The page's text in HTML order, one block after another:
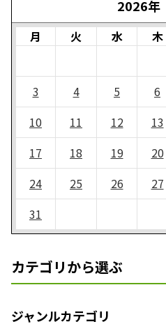
2026年
月 火 水 木
3
4 5 6
10
11 12 13
17
18 19 20
24
25 26 27
31
カテゴリから選ぶ
ジャンルカテゴリ